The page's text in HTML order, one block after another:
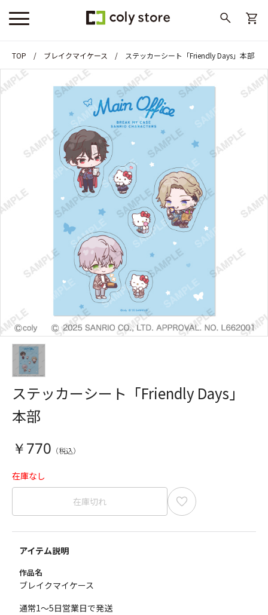
TOP ブレイクマイケース ステッカーシート「Friendly Days」本部
ステッカーシート「Friendly Days」
本部
￥770
在庫なし
在庫切れ
アイテム説明
作品名
ブレイクマイケース
通常1～5日営業日で発送